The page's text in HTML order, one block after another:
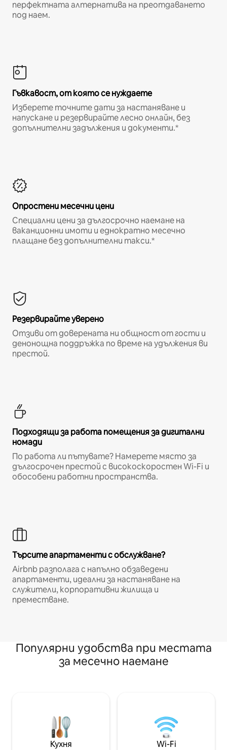
перфектната алтернатива на преотдаването
под наем.
Гъвкавост, от която се нуждаете
Изберете точните дати за настаняване и
напускане и резервирайте лесно онлайн, без
допълнителни задължения и документи.*
Опростени месечни цени
Специални цени за дългосрочно наемане на
ваканционни имоти и еднократно месечно
плащане без допълнителни такси.*
Резервирайте уверено
Отзиви от доверената ни общност от гости и
денонощна поддръжка по време на удължения ви
престой.
Подходящи за работа помещения за дигитални
номади
По работа ли пътувате? Намерете място за
дългосрочен престой с високоскоростен Wi-Fi и
обособени работни пространства.
Търсите апартаменти с обслужване?
Airbnb разполага с напълно обзаведени
апартаменти, идеални за настаняване на
служители, корпоративни жилища и
преместване.
Популярни удобства при местата
за месечно наемане
Кухня Wi-Fi